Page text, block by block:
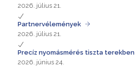
2026. július 21.
Partnervélemények
2026. július 21.
Precíz nyomásmérés tiszta terekben
2026. június 24.